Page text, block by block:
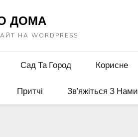
ДОМА
НА WORDPRESS
Сад Та Город Корисне
Притчі Зв’яжіться З Нами